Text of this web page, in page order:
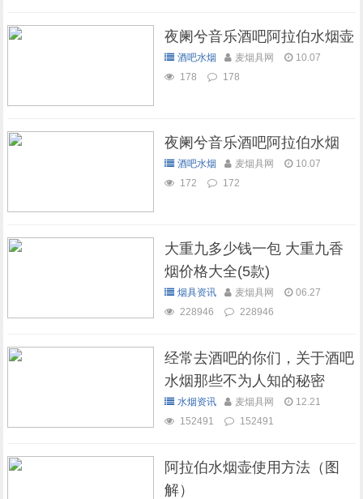
夜阑兮音乐酒吧阿拉伯水烟壶
酒吧水烟 麦烟具网
10.07
178
178
夜阑兮音乐酒吧阿拉伯水烟
酒吧水烟 麦烟具网
10.07
172
172
大重九多少钱一包 大重九香
烟价格大全(5款)
烟具资讯 麦烟具网
06.27
228946
228946
经常去酒吧的你们，关于酒吧
水烟那些不为人知的秘密
水烟资讯 麦烟具网
12.21
152491
152491
阿拉伯水烟壶使用方法（图
解）